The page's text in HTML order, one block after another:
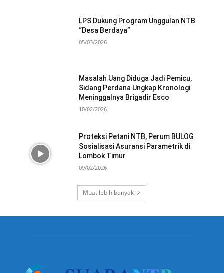
LPS Dukung Program Unggulan NTB
“Desa Berdaya”
05/03/2026
Masalah Uang Diduga Jadi Pemicu,
Sidang Perdana Ungkap Kronologi
Meninggalnya Brigadir Esco
10/02/2026
Proteksi Petani NTB, Perum BULOG
Sosialisasi Asuransi Parametrik di
Lombok Timur
09/02/2026
Muat lebih banyak